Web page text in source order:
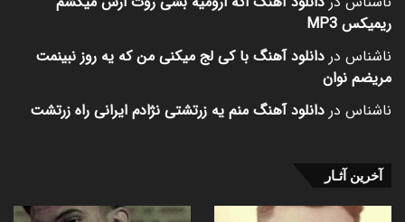
ریمیکس MP3
ناشناس در دانلود آهنگ با کی لج میکنی من که یه روز نبینمت
مریضم نوان
ناشناس در دانلود آهنگ منم یه زرتشتی نژادم ایرانی راه زرتشت
آخرین آثـار